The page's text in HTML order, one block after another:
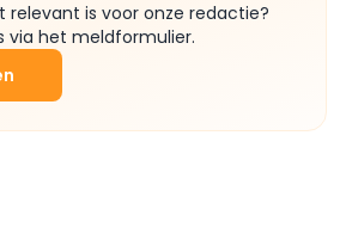
relevant is voor onze redactie?
via het meldformulier.